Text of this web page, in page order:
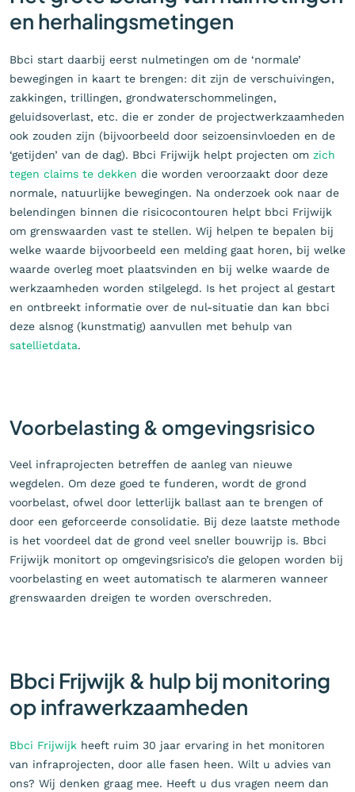
en herhalingsmetingen
Bbci start daarbij eerst nulmetingen om de ‘normale’
bewegingen in kaart te brengen: dit zijn de verschuivingen,
zakkingen, trillingen, grondwaterschommelingen,
geluidsoverlast, etc. die er zonder de projectwerkzaamheden
ook zouden zijn (bijvoorbeeld door seizoensinvloeden en de
‘getijden’ van de dag). Bbci Frijwijk helpt projecten om zich
tegen claims te dekken die worden veroorzaakt door deze
normale, natuurlijke bewegingen. Na onderzoek ook naar de
belendingen binnen die risicocontouren helpt bbci Frijwijk
om grenswaarden vast te stellen. Wij helpen te bepalen bij
welke waarde bijvoorbeeld een melding gaat horen, bij welke
waarde overleg moet plaatsvinden en bij welke waarde de
werkzaamheden worden stilgelegd. Is het project al gestart
en ontbreekt informatie over de nul-situatie dan kan bbci
deze alsnog (kunstmatig) aanvullen met behulp van
satellietdata.
Voorbelasting & omgevingsrisico
Veel infraprojecten betreffen de aanleg van nieuwe
wegdelen. Om deze goed te funderen, wordt de grond
voorbelast, ofwel door letterlijk ballast aan te brengen of
door een geforceerde consolidatie. Bij deze laatste methode
is het voordeel dat de grond veel sneller bouwrijp is. Bbci
Frijwijk monitort op omgevingsrisico’s die gelopen worden bij
voorbelasting en weet automatisch te alarmeren wanneer
grenswaarden dreigen te worden overschreden.
Bbci Frijwijk & hulp bij monitoring
op infrawerkzaamheden
Bbci Frijwijk heeft ruim 30 jaar ervaring in het monitoren
van infraprojecten, door alle fasen heen. Wilt u advies van
ons? Wij denken graag mee. Heeft u dus vragen neem dan